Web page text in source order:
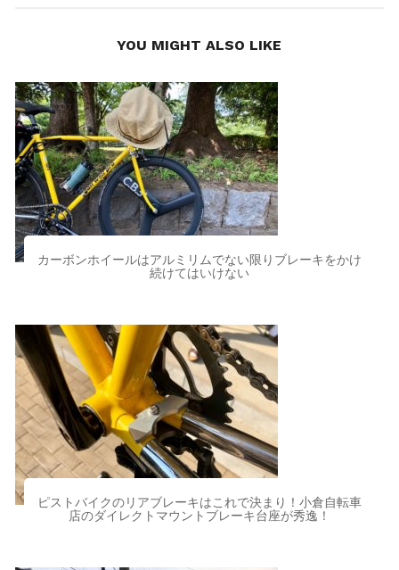
YOU MIGHT ALSO LIKE
カーボンホイールはアルミリムでない限りブレーキをかけ
続けてはいけない
ピストバイクのリアブレーキはこれで決まり！小倉自転車
店のダイレクトマウントブレーキ台座が秀逸！